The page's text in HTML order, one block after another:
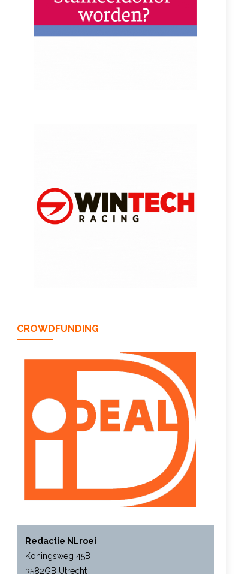
CROWDFUNDING
Redactie NLroei
Koningsweg 45B
3582GB Utrecht